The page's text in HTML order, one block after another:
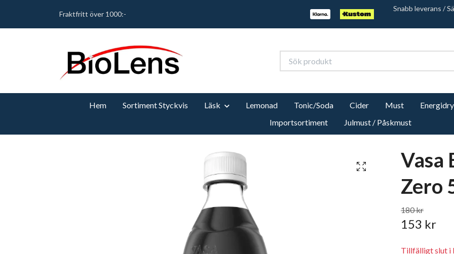
Fraktfritt över 1000:-
Snabb leverans /
Hem Sortiment Styckvis Läsk Lemonad Tonic/Soda Cider Must
Importsortiment
Julmust / Påskmust
Vasa
Zero
180 kr
153 kr
Tillfälligt slut i